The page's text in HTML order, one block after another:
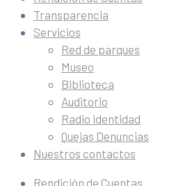
Transparencia
Servicios
Red de parques
Museo
Biblioteca
Auditorio
Radio identidad
Quejas Denuncias
Nuestros contactos
Rendición de Cuentas